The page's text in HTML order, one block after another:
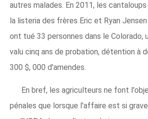
autres malades. En 2011, les
la listeria des frères Eric et Ryan
ont tué 33 personnes dans le Colorado,
valu cinq ans de probation, détention à
300 $, 000 d'amendes.
En bref, les agriculteurs ne font
pénales que lorsque l'affaire est si